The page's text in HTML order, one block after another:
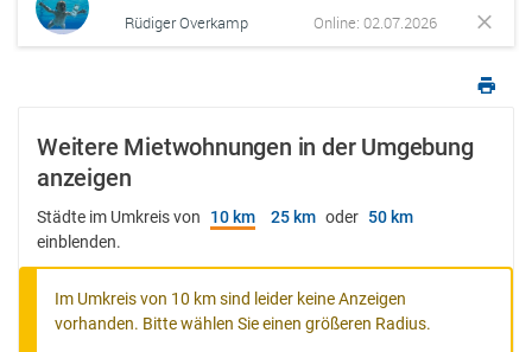
Rüdiger Overkamp Online: 02.07.2026
Weitere Mietwohnungen in der Umgebung
anzeigen
Städte im Umkreis von 10 km 25 km oder 50 km
einblenden.
Im Umkreis von 10 km sind leider keine Anzeigen
vorhanden. Bitte wählen Sie einen größeren Radius.